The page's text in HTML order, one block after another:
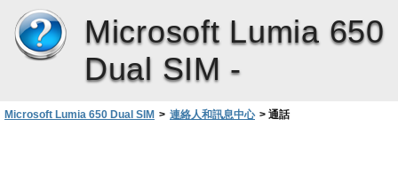
Microsoft Lumia 650
Dual SIM -
Microsoft Lumia 650 Dual SIM > 連絡人和訊息中心 > 通話